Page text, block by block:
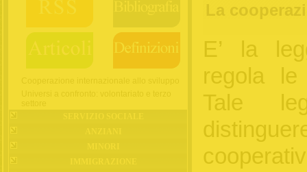
La
E’ la
regola le
Tale